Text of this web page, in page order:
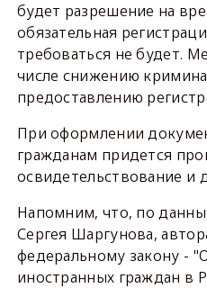
будет разрешение на
обязательная
требоваться не будет.
числе снижению
предоставлению
При оформлении
гражданам придется
освидетельствование и
Напомним, что, по
Сергея Шаргунова,
федеральному закону -
иностранных граждан в